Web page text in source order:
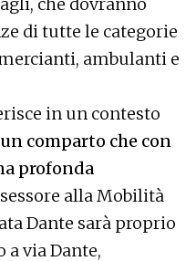
di tutte le categorie
ambulanti e
in un contesto
comparto che con
profonda
alla Mobilità
Dante sarà proprio
a via Dante,